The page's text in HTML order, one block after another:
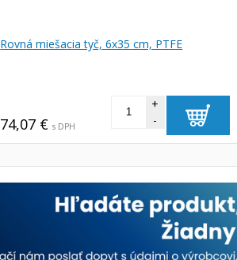
Rovná miešacia tyč, 6x35 cm, PTFE
74,07 € s DPH -
+